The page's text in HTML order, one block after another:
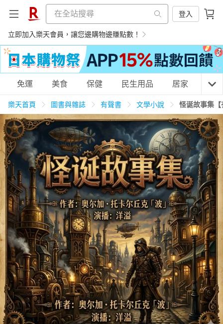
登入
立即加入樂天會員，讓您邊購物邊賺點數！
購物網分類
天天免運 美食蛋糕 養生保健 民生用品
居家生活 3C家電 運動休閒 親子玩具
女裝 男裝 化妝保養 情趣用品
日本購物 電子/紙本書
HOT
免運 美食 保健 民生用品 居家 3C
樂天首頁 圖書與雜誌 有聲書 文學小說 怪诞故事集【